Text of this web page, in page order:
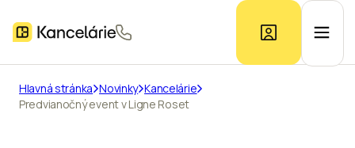
Hlavná stránka Novinky Kancelárie
Predvianočný event v Ligne Roset